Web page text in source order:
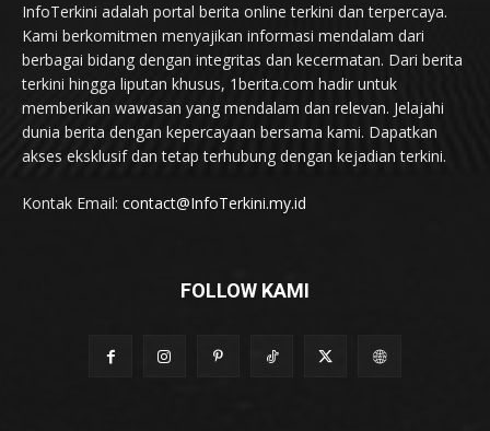
InfoTerkini adalah portal berita online terkini dan terpercaya.
Kami berkomitmen menyajikan informasi mendalam dari
berbagai bidang dengan integritas dan kecermatan. Dari berita
terkini hingga liputan khusus, 1berita.com hadir untuk
memberikan wawasan yang mendalam dan relevan. Jelajahi
dunia berita dengan kepercayaan bersama kami. Dapatkan
akses eksklusif dan tetap terhubung dengan kejadian terkini.
Kontak Email: contact@InfoTerkini.my.id
FOLLOW KAMI